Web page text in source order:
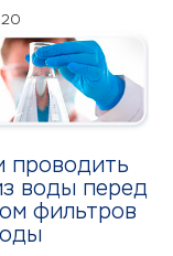
проводить
воды перед
фильтров